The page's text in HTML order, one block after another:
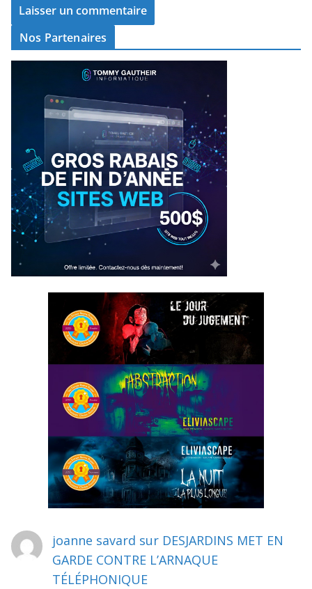
Nos Partenaires
joanne savard sur DESJARDINS MET EN
GARDE CONTRE L’ARNAQUE
TÉLÉPHONIQUE